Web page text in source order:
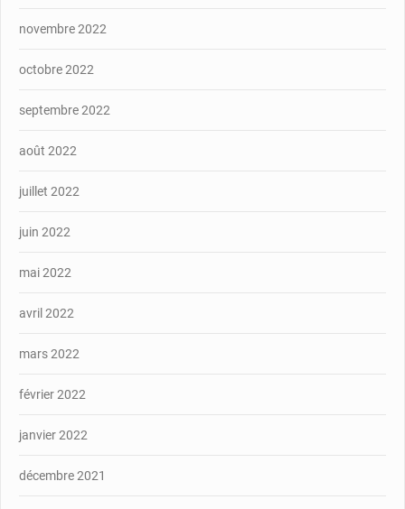
novembre 2022
octobre 2022
septembre 2022
août 2022
juillet 2022
juin 2022
mai 2022
avril 2022
mars 2022
février 2022
janvier 2022
décembre 2021